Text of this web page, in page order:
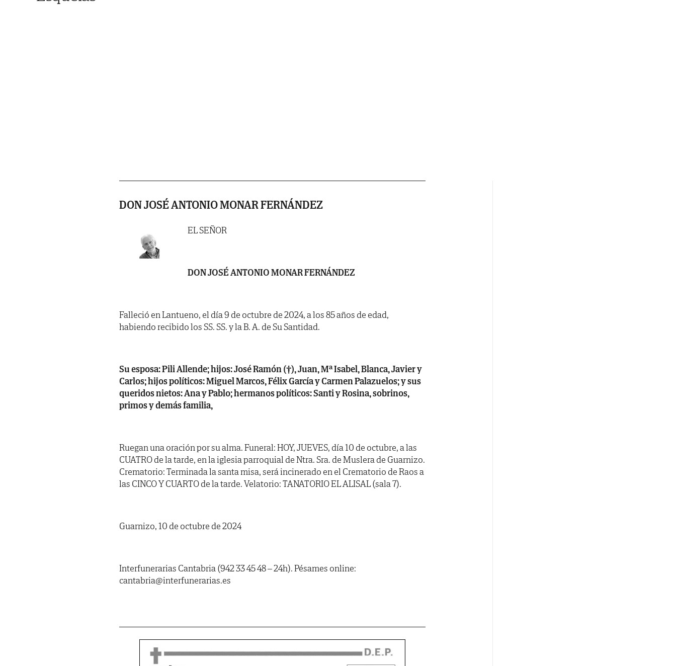
DON JOSÉ ANTONIO MONAR FERNÁNDEZ
EL SEÑOR
DON JOSÉ ANTONIO MONAR FERNÁNDEZ
Falleció en Lantueno, el día 9 de octubre de 2024, a los 85 años de edad,
habiendo recibido los SS. SS. y la B. A. de Su Santidad.
Su esposa: Pili Allende; hijos: José Ramón (†), Juan, Mª Isabel, Blanca, Javier y
Carlos; hijos políticos: Miguel Marcos, Félix García y Carmen Palazuelos; y sus
queridos nietos: Ana y Pablo; hermanos políticos: Santi y Rosina, sobrinos,
primos y demás familia,
Ruegan una oración por su alma. Funeral: HOY, JUEVES, día 10 de octubre, a las
CUATRO de la tarde, en la iglesia parroquial de Ntra. Sra. de Muslera de Guarnizo.
Crematorio: Terminada la santa misa, será incinerado en el Crematorio de Raos a
las CINCO Y CUARTO de la tarde. Velatorio: TANATORIO EL ALISAL (sala 7).
Guarnizo, 10 de octubre de 2024
Interfunerarias Cantabria (942 33 45 48 – 24h). Pésames online:
cantabria@interfunerarias.es